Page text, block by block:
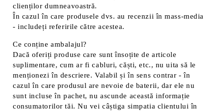
clienților dumneavoastră.
În cazul în care produsele dvs. au recenzii în mass-media
- includeți referirile către acestea.
Ce conține ambalajul?
Dacă oferiți produse care sunt însoțite de articole
suplimentare, cum ar fi cabluri, căști, etc., nu uita să le
menționezi în descriere. Valabil și în sens contrar - în
cazul în care produsul are nevoie de baterii, dar ele nu
sunt incluse în pachet, nu ascunde această informație
consumatorilor tăi. Nu vei câștiga simpatia clientului în